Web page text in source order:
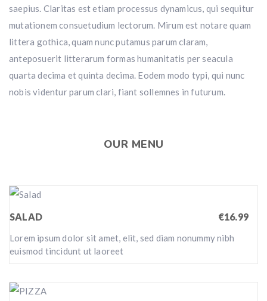
saepius. Claritas est etiam processus dynamicus, qui sequitur
mutationem consuetudium lectorum. Mirum est notare quam
littera gothica, quam nunc putamus parum claram,
anteposuerit litterarum formas humanitatis per seacula
quarta decima et quinta decima. Eodem modo typi, qui nunc
nobis videntur parum clari, fiant sollemnes in futurum.
OUR MENU
SALAD €16.99
Lorem ipsum dolor sit amet, elit, sed diam nonummy nibh
euismod tincidunt ut laoreet